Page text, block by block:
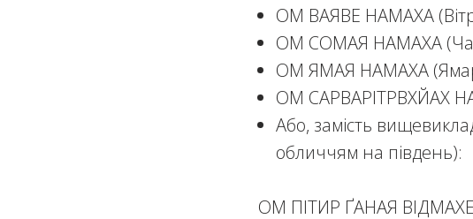
ОМ ВАЯВЕ НАМАХА
ОМ СОМАЯ НАМАХА
ОМ ЯМАЯ НАМАХА
ОМ САРВАРІТРВХЙАХ
Або, замість
обличчям на південь):
ОМ ПІТИР ҐАНАЯ ВІДМАХЕ